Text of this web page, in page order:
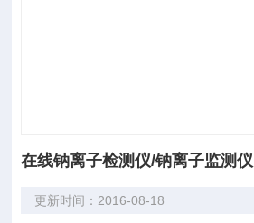
在线钠离子检测仪/钠离子监测仪
更新时间：2016-08-18